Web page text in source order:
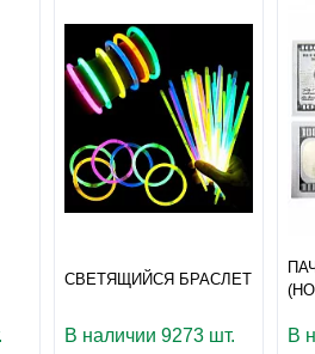
СВЕТЯЩИЙСЯ БРАСЛЕТ
В наличии 9273 шт. В